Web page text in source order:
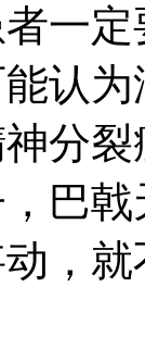
定
认
分
巴
，